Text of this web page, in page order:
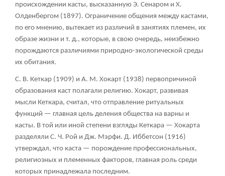
происхождении касты, высказанную Э. Сенаром и X.
Олденбергом (1897). Ограничение общения между кастами,
по его мнению, вытекает из различий в занятиях племен, их
образе жизни и т. д., которые, в свою очередь, неизбежно
порождаются различиями природно-экологической среды
их обитания.
С. В. Кеткар (1909) и А. М. Хокарт (1938) первопричиной
образования каст полагали религию. Хокарт, развивая
мысли Кеткара, считал, что отправление ритуальных
функций — главная цель деления общества на варны и
касты. В той или иной степени взгляды Кеткара — Хокарта
разделяли С. Ч. Рой и Дж. Мэрфи. Д. Иббетсон (1916)
утверждал, что каста — порождение профессиональных,
религиозных и племенных факторов, главная роль среди
которых принадлежала последним.